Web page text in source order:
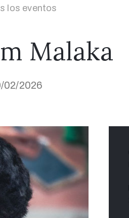
los eventos
Malaka
02/2026